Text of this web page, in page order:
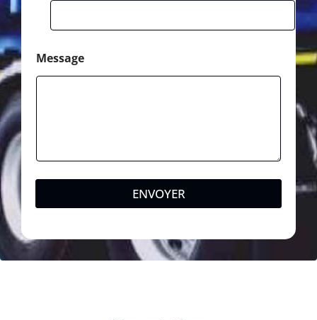
Message
ENVOYER